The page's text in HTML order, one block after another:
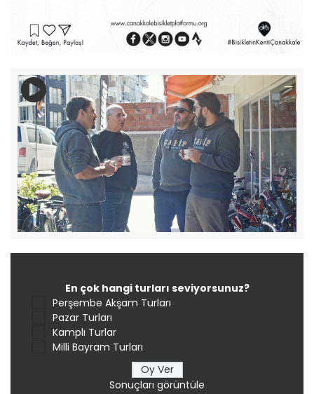
En çok hangi turları seviyorsunuz?
Perşembe Akşam Turları
Pazar Turları
Kamplı Turlar
Milli Bayram Turları
Sonuçları görüntüle